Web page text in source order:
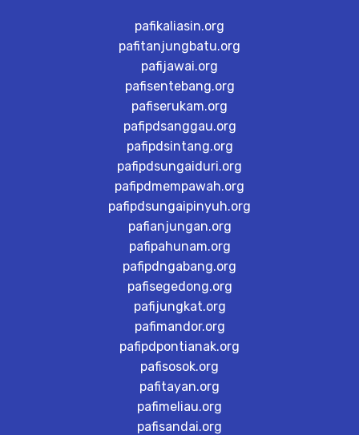
pafikaliasin.org
pafitanjungbatu.org
pafijawai.org
pafisentebang.org
pafiserukam.org
pafipdsanggau.org
pafipdsintang.org
pafipdsungaiduri.org
pafipdmempawah.org
pafipdsungaipinyuh.org
pafianjungan.org
pafipahunam.org
pafipdngabang.org
pafisegedong.org
pafijungkat.org
pafimandor.org
pafipdpontianak.org
pafisosok.org
pafitayan.org
pafimeliau.org
pafisandai.org